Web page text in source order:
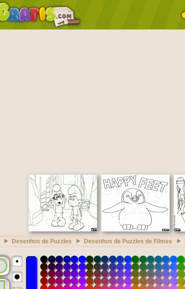
Desenhos de Puzzles Desenhos de Puzzles de Filmes